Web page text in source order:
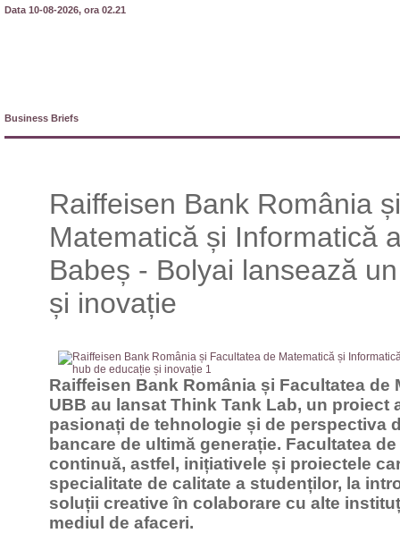
Data 10-08-2026, ora 02.21
Business Briefs
Raiffeisen Bank România
Matematică și Informatică
Babeș - Bolyai lansează
și inovație
Raiffeisen Bank România și Facultatea de
UBB au lansat Think Tank Lab, un proiect
pasionați de tehnologie și de perspectiva
bancare de ultimă generație. Facultatea
continuă, astfel, inițiativele și proiectele
specialitate de calitate a studenților, la
soluții creative în colaborare cu alte
mediul de afaceri.